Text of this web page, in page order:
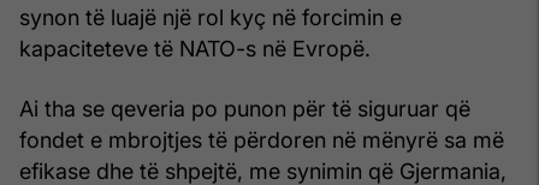
synon të luajë një rol kyç në forcimin e
kapaciteteve të NATO-s në Evropë.
Ai tha se qeveria po punon për të siguruar që
fondet e mbrojtjes të përdoren në mënyrë sa më
efikase dhe të shpejtë, me synimin që Gjermania,